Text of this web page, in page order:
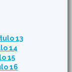
13
14
15
16